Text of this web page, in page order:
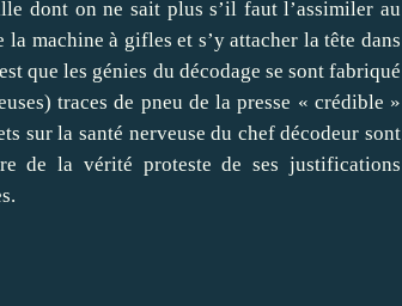
dont on ne sait plus s’il faut l’assimiler au
machine à gifles et s’y attacher la tête dans
que les génies du décodage se sont fabriqué
traces de pneu de la presse « crédible »
sur la santé nerveuse du chef décodeur sont
de la vérité proteste de ses justifications